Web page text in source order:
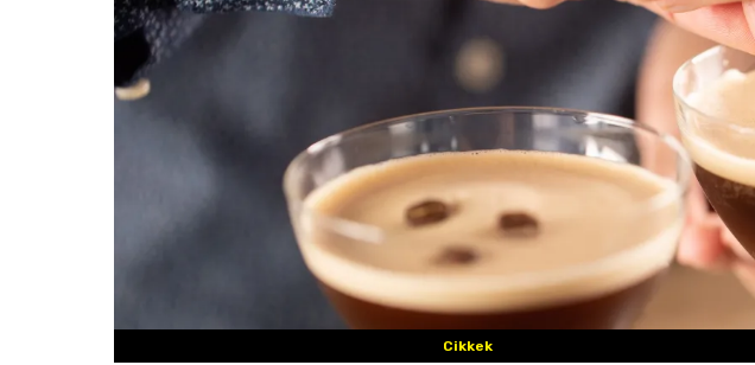
Cikkek